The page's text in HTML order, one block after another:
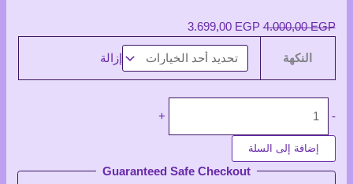
4.000,00EGP
السعر
الأصلي
4.000,00 EGP.
3.699,00 EGP
السعر
الحالي
هو:
3.699,00 EGP.
النكهة إزالة
-
Labs
Zoo
+
إضافة إلى السلة
Guaranteed Safe Checkout